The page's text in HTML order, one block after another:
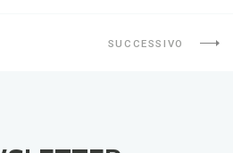
SUCCESSIVO